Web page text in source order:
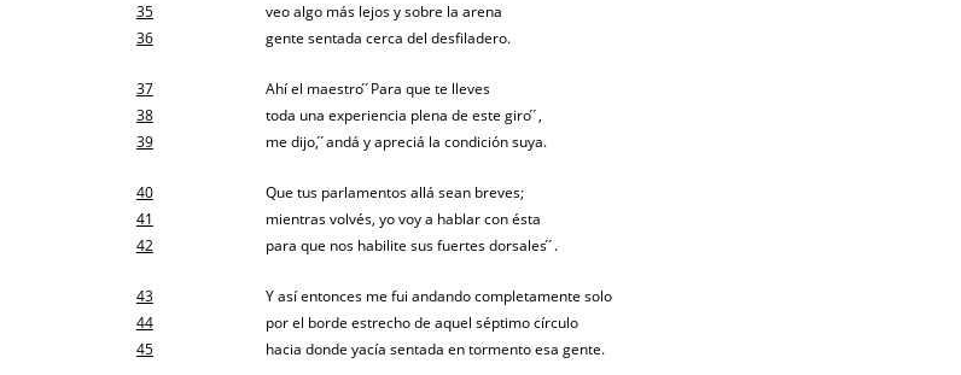
35
veo algo más lejos y sobre la arena
36 gente sentada cerca del desfiladero.
37
Ahí el maestro ́ ́Para que te lleves
38
toda una experiencia plena de este giro ́ ́,
39 me dijo, ́ ́andá y apreciá la condición suya.
40
Que tus parlamentos allá sean breves;
41
mientras volvés, yo voy a hablar con ésta
42 para que nos habilite sus fuertes dorsales ́ ́.
43
Y así entonces me fui andando completamente solo
44
por el borde estrecho de aquel séptimo círculo
45 hacia donde yacía sentada en tormento esa gente.